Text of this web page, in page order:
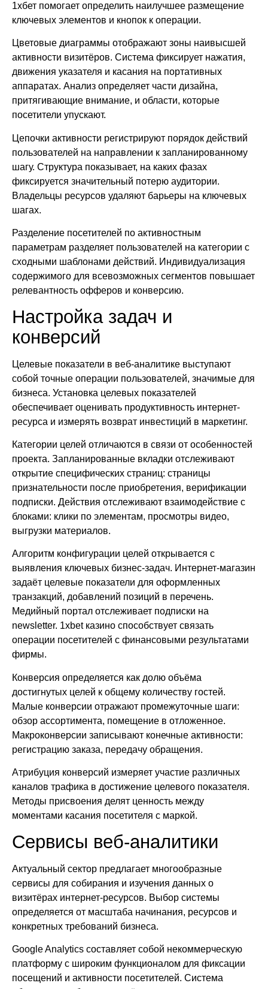
1хбет помогает определить наилучшее размещение
ключевых элементов и кнопок к операции.
Цветовые диаграммы отображают зоны наивысшей
активности визитёров. Система фиксирует нажатия,
движения указателя и касания на портативных
аппаратах. Анализ определяет части дизайна,
притягивающие внимание, и области, которые
посетители упускают.
Цепочки активности регистрируют порядок действий
пользователей на направлении к запланированному
шагу. Структура показывает, на каких фазах
фиксируется значительный потерю аудитории.
Владельцы ресурсов удаляют барьеры на ключевых
шагах.
Разделение посетителей по активностным
параметрам разделяет пользователей на категории с
сходными шаблонами действий. Индивидуализация
содержимого для всевозможных сегментов повышает
релевантность офферов и конверсию.
Настройка задач и
конверсий
Целевые показатели в веб-аналитике выступают
собой точные операции пользователей, значимые для
бизнеса. Установка целевых показателей
обеспечивает оценивать продуктивность интернет-
ресурса и измерять возврат инвестиций в маркетинг.
Категории целей отличаются в связи от особенностей
проекта. Запланированные вкладки отслеживают
открытие специфических страниц: страницы
признательности после приобретения, верификации
подписки. Действия отслеживают взаимодействие с
блоками: клики по элементам, просмотры видео,
выгрузки материалов.
Алгоритм конфигурации целей открывается с
выявления ключевых бизнес-задач. Интернет-магазин
задаёт целевые показатели для оформленных
транзакций, добавлений позиций в перечень.
Медийный портал отслеживает подписки на
newsletter. 1xbet казино способствует связать
операции посетителей с финансовыми результатами
фирмы.
Конверсия определяется как долю объёма
достигнутых целей к общему количеству гостей.
Малые конверсии отражают промежуточные шаги:
обзор ассортимента, помещение в отложенное.
Макроконверсии записывают конечные активности:
регистрацию заказа, передачу обращения.
Атрибуция конверсий измеряет участие различных
каналов трафика в достижение целевого показателя.
Методы присвоения делят ценность между
моментами касания посетителя с маркой.
Сервисы веб-аналитики
Актуальный сектор предлагает многообразные
сервисы для собирания и изучения данных о
визитёрах интернет-ресурсов. Выбор системы
определяется от масштаба начинания, ресурсов и
конкретных требований бизнеса.
Google Analytics составляет собой некоммерческую
платформу с широким функционалом для фиксации
посещений и активности посетителей. Система